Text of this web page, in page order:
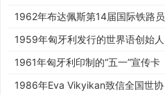
大会纪念邮票
1962年布达佩斯第14届国际铁路员
工世界语大会纪念邮票
1959年匈牙利发行的世界语创始人
柴门霍夫无齿纪念邮票
1961年匈牙利印制的“五一”宣传卡
（带有波兰第16届全国世界…
1986年Eva Vikyikan致信全国世协